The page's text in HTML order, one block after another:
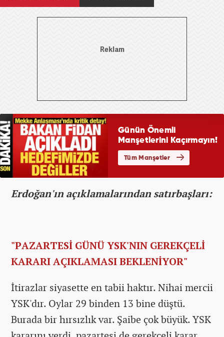
Erdoğan'ın açıklamalarından satırbaşları:
"PAZARTESİ GÜNÜ YSK'NIN GEREKÇELİ
KARARI AÇIKLAMASI BEKLENİYOR"
İtirazlar siyasette en tabii haktır. Nihai mercii
YSK'dır. Oylar 29 binden 13 bine düştü.
Burada bir hırsızlık var. Şaibe çok büyük. YSK